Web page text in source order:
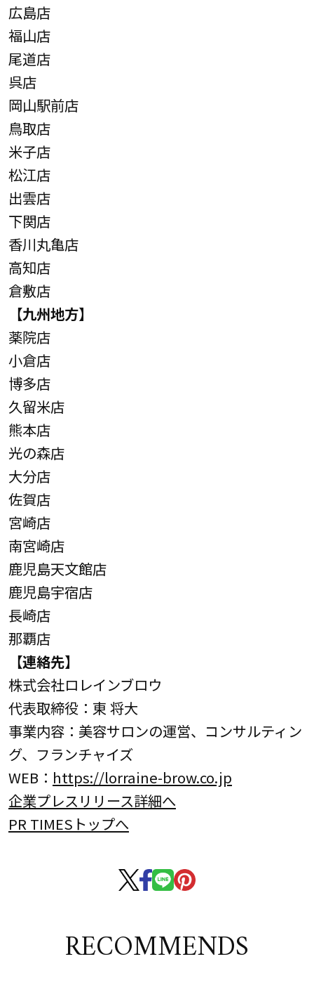
広島店
福山店
尾道店
呉店
岡山駅前店
鳥取店
米子店
松江店
出雲店
下関店
香川丸亀店
高知店
倉敷店
【九州地方】
薬院店
小倉店
博多店
久留米店
熊本店
光の森店
大分店
佐賀店
宮崎店
南宮崎店
鹿児島天文館店
鹿児島宇宿店
長崎店
那覇店
【連絡先】
株式会社ロレインブロウ
代表取締役：東 将大
事業内容：美容サロンの運営、コンサルティン
グ、フランチャイズ
WEB： https://lorraine-brow.co.jp
企業プレスリリース詳細へ
PR TIMESトップへ
RECOMMENDS